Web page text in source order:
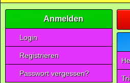
Anmelden
Login
Registrieren
Passwort vergessen?